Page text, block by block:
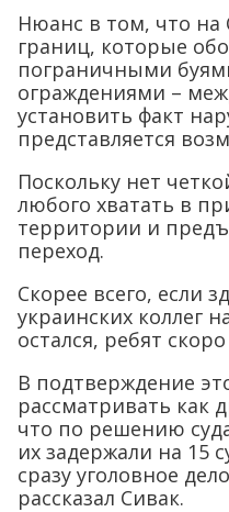
Нюанс в том, что
границ, которые
пограничными
ограждениями –
установить факт
представляется
Поскольку нет
любого хватать в
территории и
переход.
Скорее всего, если
украинских коллег
остался, ребят
В подтверждение
рассматривать как
что по решению
их задержали на 15
сразу уголовное
рассказал Сивак.